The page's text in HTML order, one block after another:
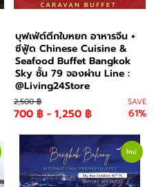
บุฟเฟ่ต์ตึกใบหยก อาหารจีน +
ซีฟู้ด Chinese Cuisine &
Seafood Buffet Bangkok
Sky ชั้น 79 จองผ่าน Line :
@Living24Store
2,500 ฿
700 ฿ - 1,250 ฿
SAVE
61%
ใหม่